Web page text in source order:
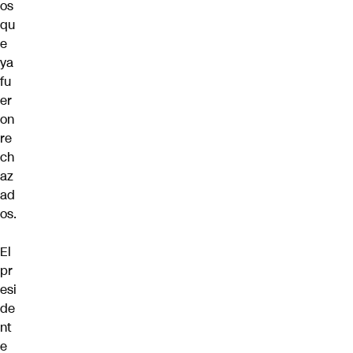
os
qu
e
ya
fu
er
on
re
ch
az
ad
os.
El
pr
esi
de
nt
e